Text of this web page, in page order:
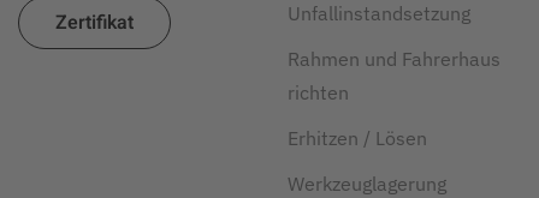
Zertifikat
Unfallinstandsetzung
Rahmen und Fahrerhaus
richten
Erhitzen / Lösen
Werkzeuglagerung